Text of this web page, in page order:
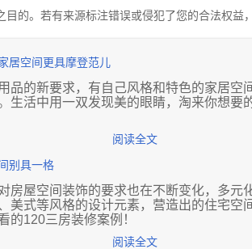
目的。若有来源标注错误或侵犯了您的合法权益
居空间更具摩登范儿
品的新要求，有自己风格和特色的家居空
生活中用一双发现美的眼睛，淘来你想要
来创造现代摩登的生活环境。而这款家具
解，这款产品有不同颜色，包括米白麻布
阅读全文
别具一格
房屋空间装饰的要求也在不断变化，多元
美式等风格的设计元素，营造出的住宅空
的120三房装修案例！
阅读全文